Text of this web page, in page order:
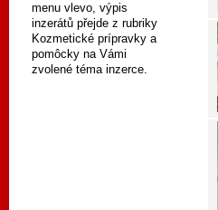
menu vlevo, výpis
inzerátů přejde z rubriky
Kozmetické prípravky a
pomôcky na Vámi
zvolené téma inzerce.